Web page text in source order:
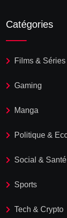
Catégories
Films & Séries
Gaming
Manga
Politique &
Social & Santé
Sports
Tech & Crypto